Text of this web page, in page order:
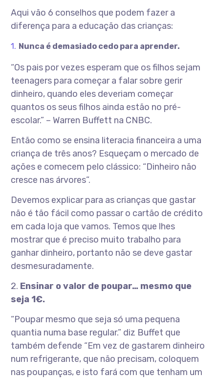
Aqui vão 6 conselhos que podem fazer a
diferença para a educação das crianças:
Nunca é demasiado cedo para aprender.
“Os pais por vezes esperam que os filhos sejam
teenagers para começar a falar sobre gerir
dinheiro, quando eles deveriam começar
quantos os seus filhos ainda estão no pré-
escolar.” – Warren Buffett na CNBC.
Então como se ensina literacia financeira a uma
criança de três anos? Esqueçam o mercado de
ações e comecem pelo clássico: “Dinheiro não
cresce nas árvores”.
Devemos explicar para as crianças que gastar
não é tão fácil como passar o cartão de crédito
em cada loja que vamos. Temos que lhes
mostrar que é preciso muito trabalho para
ganhar dinheiro, portanto não se deve gastar
desmesuradamente.
2. Ensinar o valor de poupar… mesmo que
seja 1€.
“Poupar mesmo que seja só uma pequena
quantia numa base regular.” diz Buffet que
também defende “Em vez de gastarem dinheiro
num refrigerante, que não precisam, coloquem
nas poupanças, e isto fará com que tenham um